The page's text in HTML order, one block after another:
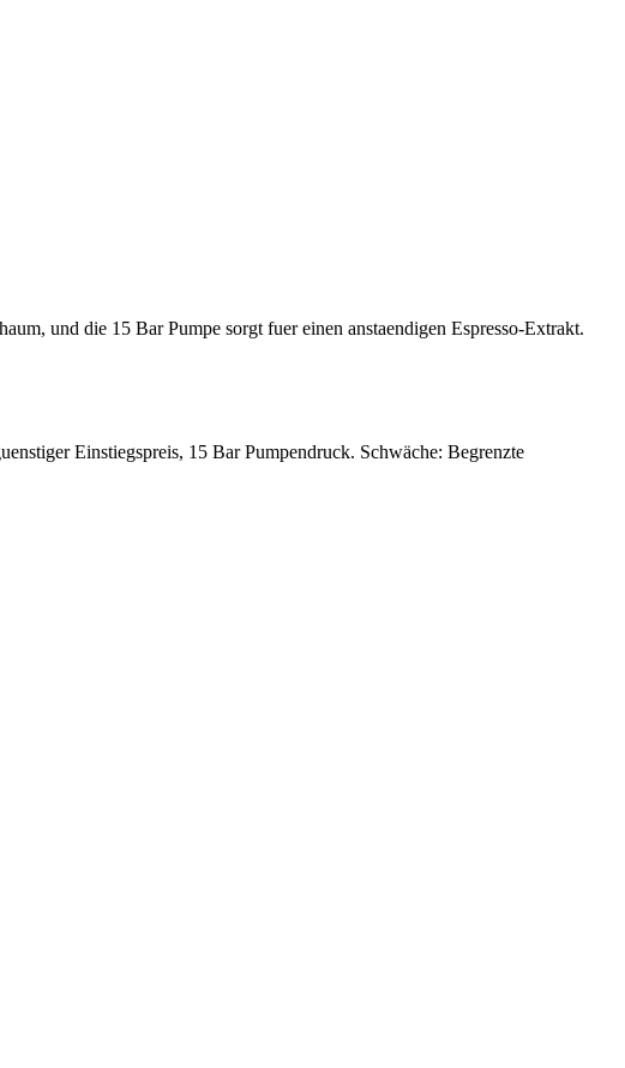
und die 15 Bar Pumpe sorgt fuer einen anstaendigen Espresso-Extrakt.
Einstiegspreis, 15 Bar Pumpendruck. Schwäche: Begrenzte